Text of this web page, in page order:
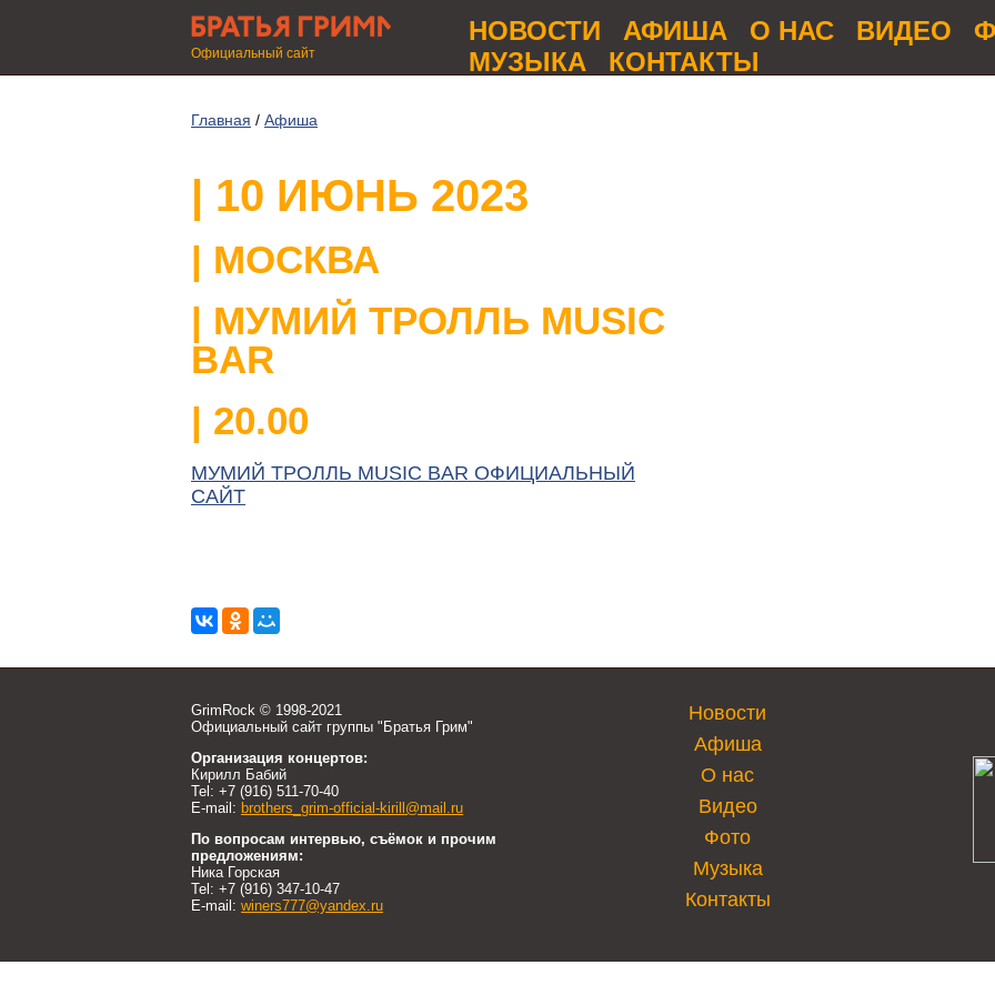
Официальный сайт
НОВОСТИ АФИША О НАС ВИДЕО
МУЗЫКА
КОНТАКТЫ
Главная / Афиша
| 10 ИЮНЬ 2023
| МОСКВА
| МУМИЙ ТРОЛЛЬ MUSIC
BAR
| 20.00
МУМИЙ ТРОЛЛЬ MUSIC BAR ОФИЦИАЛЬНЫЙ
САЙТ
GrimRock © 1998-2021
Официальный сайт группы "Братья Грим"
Организация концертов:
Кирилл Бабий
Tel: +7 (916) 511-70-40
E-mail: brothers_grim-official-kirill@mail.ru
По вопросам интервью, съёмок и прочим
предложениям:
Ника Горская
Tel: +7 (916) 347-10-47
E-mail: winers777@yandex.ru
Новости
Афиша
О нас
Видео
Фото
Музыка
Контакты